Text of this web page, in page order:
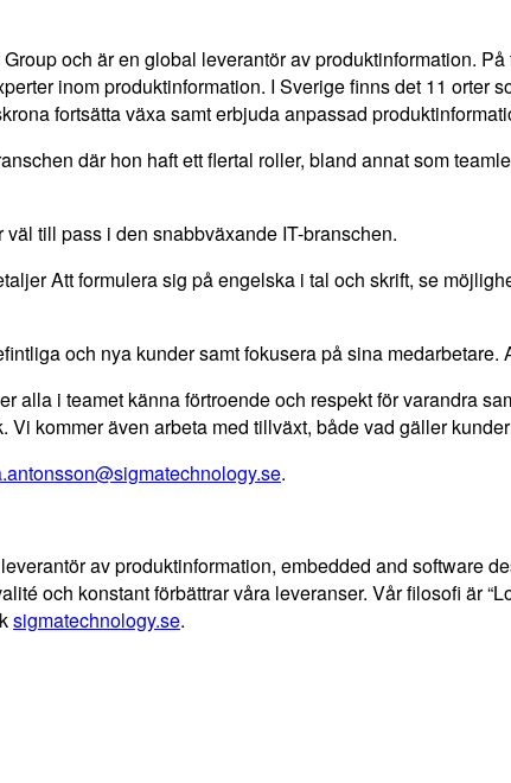
och är en global leverantör av produktinformation.
inom produktinformation. I Sverige finns det 11 orter
fortsätta växa samt erbjuda anpassad
där hon haft ett flertal roller, bland annat som
till pass i den snabbväxande IT-branschen.
Att formulera sig på engelska i tal och skrift, se
och nya kunder samt fokusera på sina medarbetare.
alla i teamet känna förtroende och respekt för varandra
kommer även arbeta med tillväxt, både vad gäller
.
av produktinformation, embedded and software
och konstant förbättrar våra leveranser. Vår filosofi är
sigmatechnology.se.